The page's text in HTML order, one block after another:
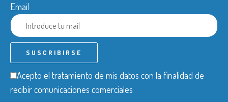
Email
Acepto el tratamiento de mis datos con la finalidad de
recibir comunicaciones comerciales